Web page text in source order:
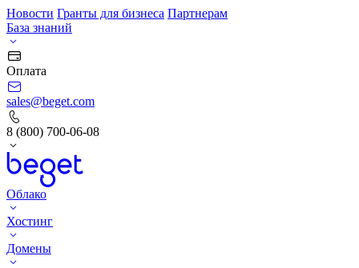
Новости Гранты для бизнеса Партнерам
База знаний
Оплата
sales@beget.com
8 (800) 700-06-08
Облако
Хостинг
Домены